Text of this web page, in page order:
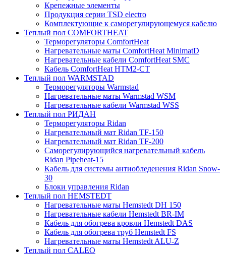
Крепежные элементы
Продукция серии TSD electro
Комплектующие к саморегулирующемуся кабелю
Теплый пол COMFORTHEAT
Терморегуляторы ComfortHeat
Нагревательные маты ComfortHeat MinimatD
Нагревательные кабели ComfortHeat SMC
Кабель ComfortHeat HTM2-CT
Теплый пол WARMSTAD
Терморегуляторы Warmstad
Нагревательные маты Warmstad WSM
Нагревательные кабели Warmstad WSS
Теплый пол РИДАН
Терморегуляторы Ridan
Нагревательный мат Ridan TF-150
Нагревательный мат Ridan TF-200
Саморегулирующийся нагревательный кабель
Ridan Pipeheat-15
Кабель для системы антиобледенения Ridan Snow-
30
Блоки управления Ridan
Теплый пол HEMSTEDT
Нагревательные маты Hemstedt DH 150
Нагревательные кабели Hemstedt BR-IM
Кабель для обогрева кровли Hemstedt DAS
Кабель для обогрева труб Hemstedt FS
Нагревательные маты Hemstedt ALU-Z
Теплый пол CALEO